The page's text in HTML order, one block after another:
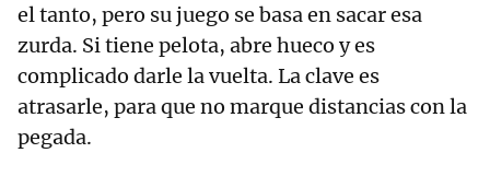
el tanto, pero su juego se basa en sacar esa
zurda. Si tiene pelota, abre hueco y es
complicado darle la vuelta. La clave es
atrasarle, para que no marque distancias con la
pegada.